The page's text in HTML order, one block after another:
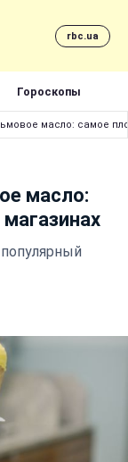
rbc.ua
Гороскопы
масло: самое
масло: